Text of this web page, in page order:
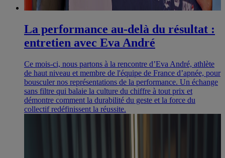
La performance au-delà du résultat :
entretien avec Eva André
Ce mois-ci, nous partons à la rencontre d’Eva André, athlète
de haut niveau et membre de l'équipe de France d’apnée, pour
bousculer nos représentations de la performance. Un échange
sans filtre qui balaie la culture du chiffre à tout prix et
démontre comment la durabilité du geste et la force du
collectif redéfinissent la réussite.